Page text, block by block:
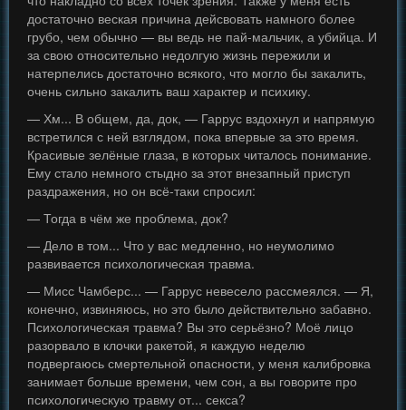
достаточно веская причина дейсвовать намного более
грубо, чем обычно — вы ведь не пай-мальчик, а убийца. И
за свою относительно недолгую жизнь пережили и
натерпелись достаточно всякого, что могло бы закалить,
очень сильно закалить ваш характер и психику.
— Хм... В общем, да, док, — Гаррус вздохнул и напрямую
встретился с ней взглядом, пока впервые за это время.
Красивые зелёные глаза, в которых читалось понимание.
Ему стало немного стыдно за этот внезапный приступ
раздражения, но он всё-таки спросил:
— Тогда в чём же проблема, док?
— Дело в том... Что у вас медленно, но неумолимо
развивается психологическая травма.
— Мисс Чамберс... — Гаррус невесело рассмеялся. — Я,
конечно, извиняюсь, но это было действительно забавно.
Психологическая травма? Вы это серьёзно? Моё лицо
разорвало в клочки ракетой, я каждую неделю
подвергаюсь смертельной опасности, у меня калибровка
занимает больше времени, чем сон, а вы говорите про
психологическую травму от... секса?